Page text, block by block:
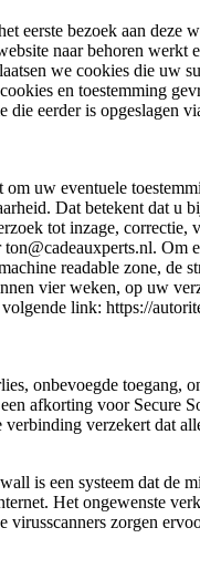
eerste bezoek aan
naar behoren
we cookies die uw
en toestemming
eerder is
uw eventuele
Dat betekent dat
tot inzage,
Om
readable zone, de
vier weken, op uw
link: https://
onbevoegde
afkorting voor Secure
verzekert dat
is een systeem dat de
Het ongewenste
zorgen